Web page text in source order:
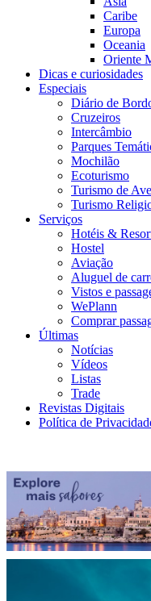
Caribe
Europa
Oceania
Oriente
Dicas e curiosidades
Especiais
Diário de
Cruzeiros
Intercâmbio
Parques
Mochilão
Ecoturismo
Turismo de
Turismo
Serviços
Hotéis &
Hostel
Aviação
Aluguel de
Vistos e
WePlann
Comprar
Últimas
Notícias
Vídeos
Listas
Trade
Revistas Digitais
Política de